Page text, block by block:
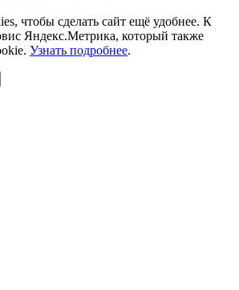
чтобы сделать сайт ещё удобнее. К
Яндекс.Метрика, который также
Узнать подробнее.